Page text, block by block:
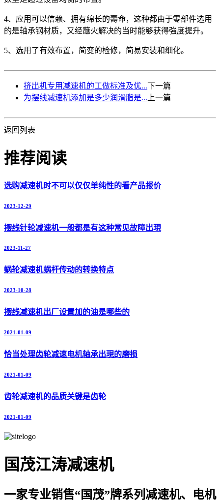
4、应用可以信赖、拥有绵长的壽命，这种都由于零部件选用
的是轴承钢材质，又经蘸火解决的当时能够获得強度提升。
5、选用了有效布置，简变的检修，简易安裝和细化。
挤出机专用减速机的工做标准及优...下一篇
为摆线减速机添加是多少润滑脂是... 上一篇
返回列表
推荐阅读
选购减速机时不可以仅仅单纯性的看产品报价
2023-12-29
摆线针轮减速机一般都是有这种常见故障出現
2023-11-27
蜗轮减速机蜗杆传动的转换特点
2023-10-28
摆线减速机出厂设置加的油是哪些的
2021-01-09
恰当处理齿轮减速电机轴承出現的磨损
2021-01-09
齿轮减速机的品质关键是齿轮
2021-01-09
国茂江涛减速机
一家专业销售“国茂”牌系列减速机、电机